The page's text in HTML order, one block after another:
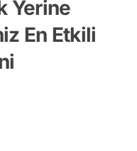
Yerine
En Etkili